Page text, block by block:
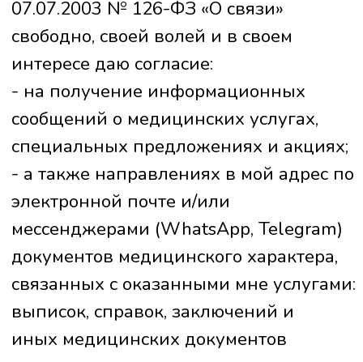
Не является публичной офертой
Прайс лист клиники Блокада Боли
© Все права защищены, 2026
Политика конфиденциальности сайта
Политика в отношении обработки
персональных данных
Заявление на отзыв Персональных данных
Условия использования сервиса Яндекс Метрика
и AppMetrica
Сведения об организации
исключительно в ознакомительных целях. Перед
обязательно проконсультируйтесь с врачом.